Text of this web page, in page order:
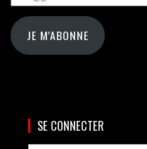
JE M'ABONNE
SE CONNECTER